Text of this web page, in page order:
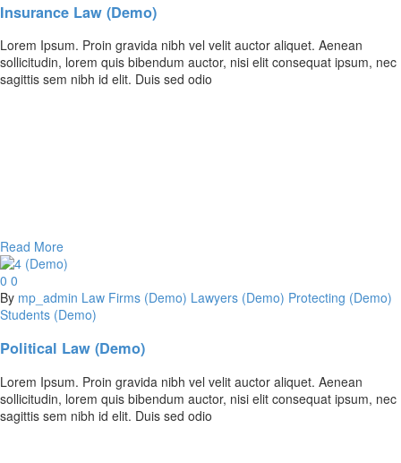
Insurance Law (Demo)
Lorem Ipsum. Proin gravida nibh vel velit auctor aliquet. Aenean
sollicitudin, lorem quis bibendum auctor, nisi elit consequat ipsum, nec
sagittis sem nibh id elit. Duis sed odio
Read More
0 0
By mp_admin Law Firms (Demo) Lawyers (Demo) Protecting (Demo)
Students (Demo)
Political Law (Demo)
Lorem Ipsum. Proin gravida nibh vel velit auctor aliquet. Aenean
sollicitudin, lorem quis bibendum auctor, nisi elit consequat ipsum, nec
sagittis sem nibh id elit. Duis sed odio